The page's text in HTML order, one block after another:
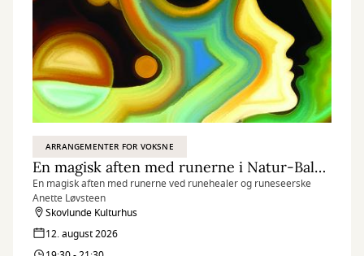
ARRANGEMENTER FOR VOKSNE
En magisk aften med runerne i Natur-Balance-Huset
En magisk aften med runerne ved runehealer og runeseerske
Anette Løvsteen
Skovlunde Kulturhus
12. august 2026